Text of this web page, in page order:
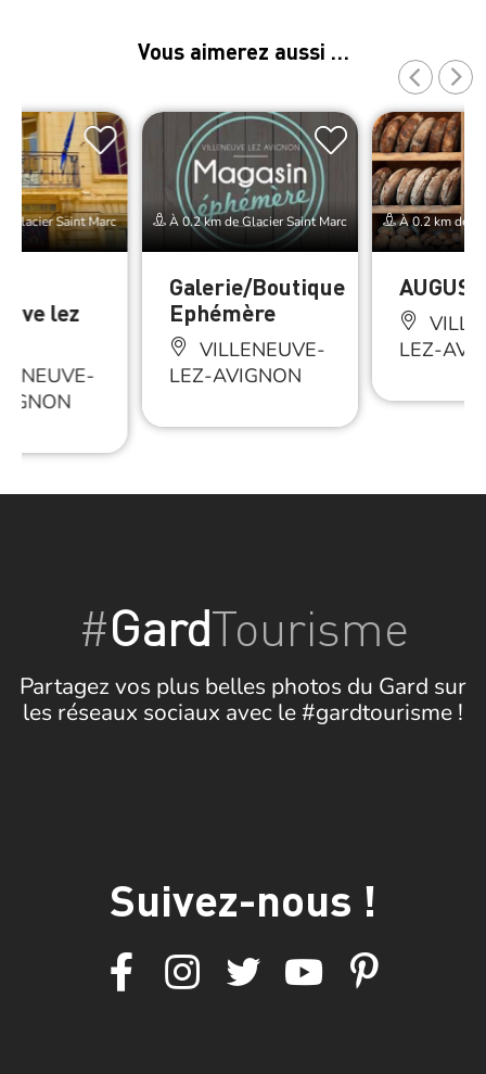
Vous aimerez aussi …
Glacier Saint Marc
lez
À 0.2 km de Glacier Saint Marc
Galerie/Boutique
Ephémère
VILLENEUVE-
LEZ-AVIGNON
À 0.2 km de
LEZ-
#GardTourisme
Partagez vos plus belles photos du Gard sur
les réseaux sociaux avec le #gardtourisme !
Suivez-nous !